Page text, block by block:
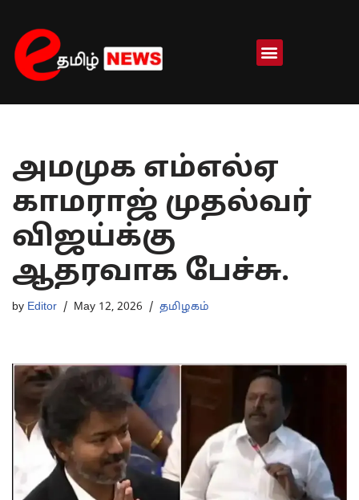
Skip
to
content
அமமுக எம்எல்ஏ
காமராஜ் முதல்வர்
விஜய்க்கு
ஆதரவாக பேச்சு.
by Editor May 12, 2026 தமிழகம்